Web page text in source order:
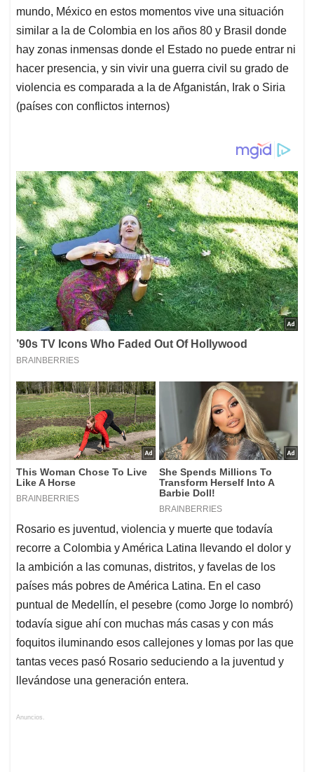
mundo, México en estos momentos vive una situación
similar a la de Colombia en los años 80 y Brasil donde
hay zonas inmensas donde el Estado no puede entrar ni
hacer presencia, y sin vivir una guerra civil su grado de
violencia es comparada a la de Afganistán, Irak o Siria
(países con conflictos internos)
Rosario es juventud, violencia y muerte que todavía
recorre a Colombia y América Latina llevando el dolor y
la ambición a las comunas, distritos, y favelas de los
países más pobres de América Latina. En el caso
puntual de Medellín, el pesebre (como Jorge lo nombró)
todavía sigue ahí con muchas más casas y con más
foquitos iluminando esos callejones y lomas por las que
tantas veces pasó Rosario seduciendo a la juventud y
llevándose una generación entera.
Anuncios.